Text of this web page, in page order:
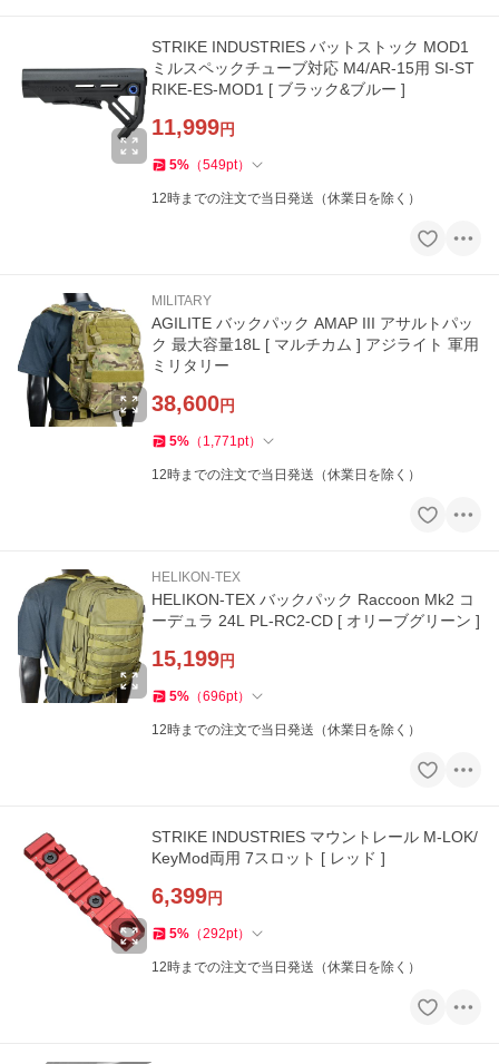
STRIKE INDUSTRIES バットストック MOD1
ミルスペックチューブ対応 M4/AR-15用 SI-ST
RIKE-ES-MOD1 [ ブラック&ブルー ]
11,999円
5% （549pt）
12時までの注文で当日発送（休業日を除く）
MILITARY
AGILITE バックパック AMAP III アサルトパッ
ク 最大容量18L [ マルチカム ] アジライト 軍用
ミリタリー
38,600円
5% （ 1,771pt）
12時までの注文で当日発送（休業日を除く）
HELIKON-TEX
HELIKON-TEX バックパック Raccoon Mk2 コ
ーデュラ 24L PL-RC2-CD [ オリーブグリーン ]
15,199円
5% （696pt）
12時までの注文で当日発送（休業日を除く）
STRIKE INDUSTRIES マウントレール M-LOK/
KeyMod両用 7スロット [ レッド ]
6,399円
5% （292pt）
12時までの注文で当日発送（休業日を除く）